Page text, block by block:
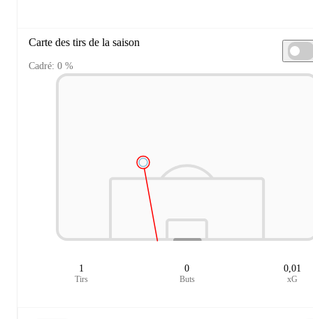
Carte des tirs de la saison
Cadré: 0 %
1
Tirs
0
Buts
0,01
xG